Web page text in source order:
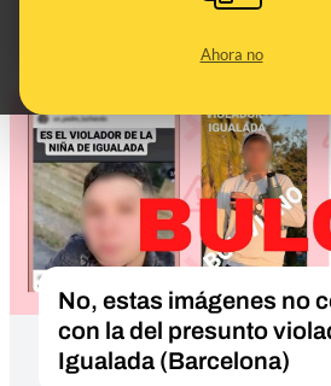
Ahora no
No, estas imágenes no
con la del presunto
Igualada (Barcelona)